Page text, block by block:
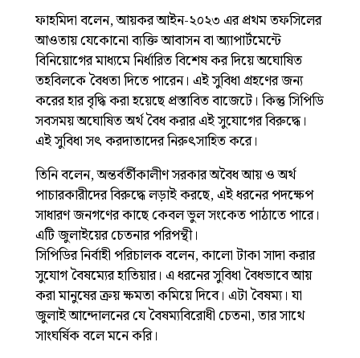
ফাহমিদা বলেন, আয়কর আইন-২০২৩ এর প্রথম তফসিলের
আওতায় যেকোনো ব্যক্তি আবাসন বা অ্যাপার্টমেন্টে
বিনিয়োগের মাধ্যমে নির্ধারিত বিশেষ কর দিয়ে অঘোষিত
তহবিলকে বৈধতা দিতে পারেন। এই সুবিধা গ্রহণের জন্য
করের হার বৃদ্ধি করা হয়েছে প্রস্তাবিত বাজেটে। কিন্তু সিপিডি
সবসময় অঘোষিত অর্থ বৈধ করার এই সুযোগের বিরুদ্ধে।
এই সুবিধা সৎ করদাতাদের নিরুৎসাহিত করে।
তিনি বলেন, অন্তর্বর্তীকালীণ সরকার অবৈধ আয় ও অর্থ
পাচারকারীদের বিরুদ্ধে লড়াই করছে, এই ধরনের পদক্ষেপ
সাধারণ জনগণের কাছে কেবল ভুল সংকেত পাঠাতে পারে।
এটি জুলাইয়ের চেতনার পরিপন্থী।
সিপিডির নির্বাহী পরিচালক বলেন, কালো টাকা সাদা করার
সুযোগ বৈষম্যের হাতিয়ার। এ ধরনের সুবিধা বৈধভাবে আয়
করা মানুষের ক্রয় ক্ষমতা কমিয়ে দিবে। এটা বৈষম্য। যা
জুলাই আন্দোলনের যে বৈষম্যবিরোধী চেতনা, তার সাথে
সাংঘর্ষিক বলে মনে করি।